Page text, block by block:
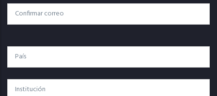
Confirmar Correo
País
Institución